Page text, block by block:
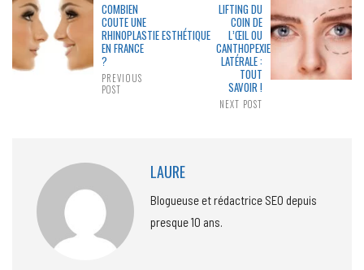
COMBIEN
COUTE UNE
RHINOPLASTIE ESTHÉTIQUE
EN FRANCE
?
PREVIOUS
POST
LIFTING DU
COIN DE
L’ŒIL OU
CANTHOPEXIE
LATÉRALE :
TOUT
SAVOIR !
NEXT POST
LAURE
Blogueuse et rédactrice SEO depuis
presque 10 ans.